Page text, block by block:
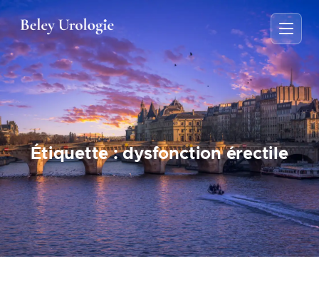
Étiquette :dysfonction érectile